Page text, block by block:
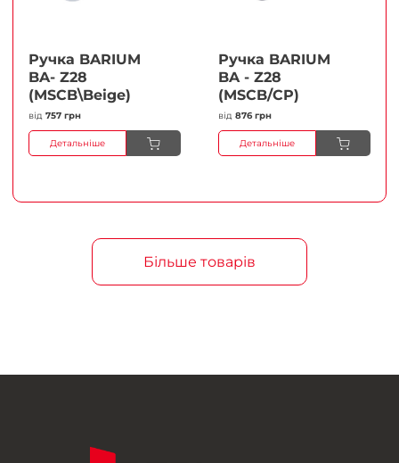
Ручка BARIUM
BA- Z28
(MSCB\Beige)
від 757 грн
Детальніше
Ручка BARIUM
BA - Z28
(MSCB/CP)
від 876 грн
Детальніше
Більше товарів